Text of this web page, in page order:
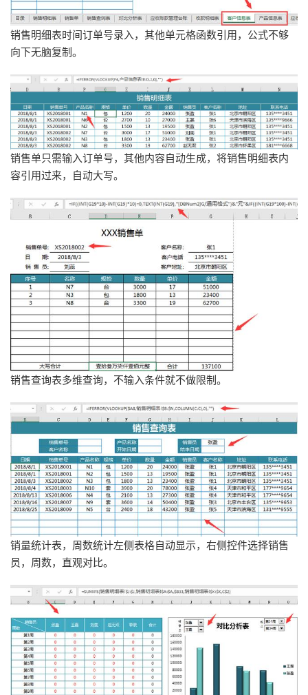
销售明细表时间订单号录入，其他单元格函数引用，公式不够
向下无脑复制。
销售单只需输入订单号，其他内容自动生成，将销售明细表内
容引用过来，自动大写。
销售查询表多维查询，不输入条件就不做限制。
销量统计表，周数统计左侧表格自动显示，右侧控件选择销售
员，周数，直观对比。